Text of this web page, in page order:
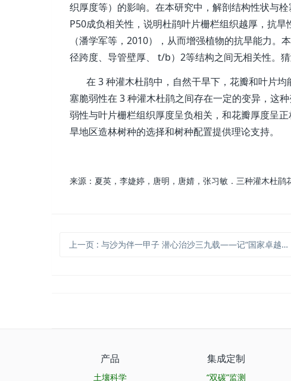
织厚度等）的影响。在本研究中，解剖结构性状与
P50成负相关性，说明杜鹃叶片栅栏组织越厚，抗
（潘学军等，2010），从而增强植物的抗旱能力
径跨度、导管壁厚、 t/b）2等结构之间无相关性。
在 3 种灌木杜鹃中，自然干旱下，花瓣和叶片均
塞脆弱性在 3 种灌木杜鹃之间存在一定的变异，这
弱性与叶片栅栏组织厚度呈负相关，和花瓣厚度呈
旱地区造林树种的选择和树种配置提供理论支持。
来源：夏英，李婕婷，唐明，唐婧，张习敏．三种灌木杜
上一页 : 与沙为伴一甲子 潜心治沙三九载——记“国家卓越工程师”称号获得者徐先英
产品
土壤科学
集成定制
“双碳”监测